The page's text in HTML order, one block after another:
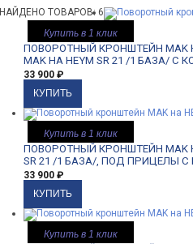
НАЙДЕНО ТОВАРОВ: 6
Купить в 1 клик
ПОВОРОТНЫЙ КРОНШТЕЙН MAK
MAK НА HEYM SR 21 /1 БАЗА/
33 900 ₽
Купить в 1 клик
ПОВОРОТНЫЙ КРОНШТЕЙН MAK
SR 21 /1 БАЗА/, ПОД ПРИЦЕЛЫ
33 900 ₽
Купить в 1 клик